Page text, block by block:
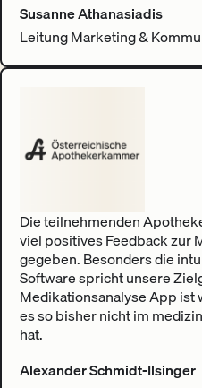
Susanne Athanasiadis
Leitung Marketing &
Die teilnehmenden
viel positives Feedback zur
gegeben. Besonders die
Software spricht unsere
Medikationsanalyse App ist
es so bisher nicht im
hat.
Alexander Schmidt-Ilsinger